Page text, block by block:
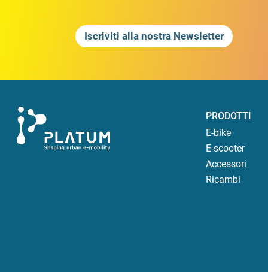
Iscriviti alla nostra Newsletter
PRODOTTI
E-bike
E-scooter
Accessori
Ricambi